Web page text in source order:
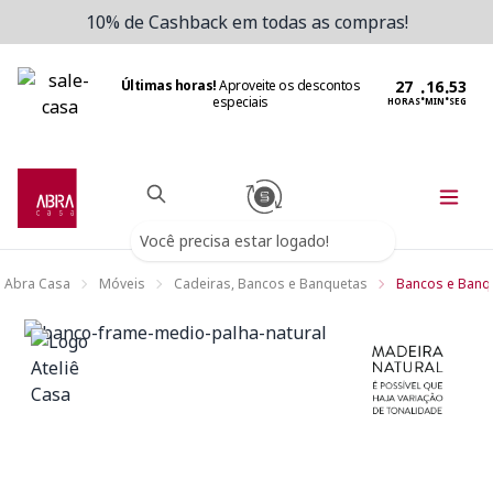
10% de Cashback em todas as compras!
Últimas horas!Aproveite os descontos
especiais
HORAS:MIN:SEG
Você precisa estar logado!
Abra Casa Móveis Cadeiras, Bancos e Banquetas Bancos e